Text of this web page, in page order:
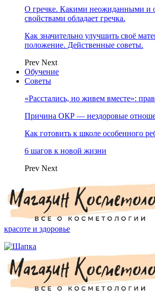
О гречке. Какими неожиданными и
свойствами обладает гречка.
Как значительно улучшить своё
положение. Действенные советы.
Prev Next
Обучение
Советы
«Расстались, но живем вместе»:
Причина ОКР — нездоровые
Как готовить к школе особенного
6 шагов к новой жизни
Prev Next
красоте и здоровье